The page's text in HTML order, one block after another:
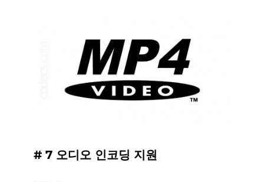
# 7 오디오 인코딩 지원